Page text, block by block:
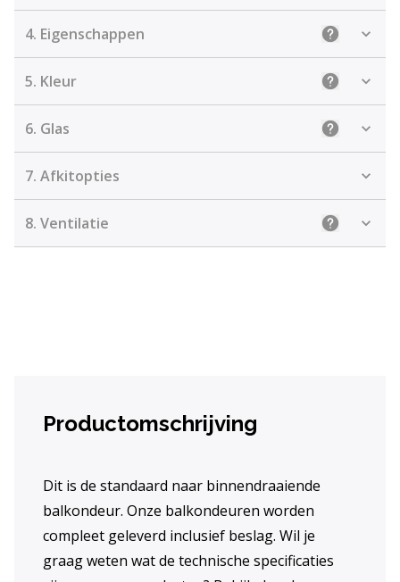
4. Eigenschappen Uitleg:
5. Kleur Uitleg:
6. Glas Uitleg:
7. Afkitopties
8. Ventilatie Uitleg:
Productomschrijving
Dit is de standaard naar binnendraaiende
balkondeur. Onze balkondeuren worden
compleet geleverd inclusief beslag. Wil je
graag weten wat de technische specificaties